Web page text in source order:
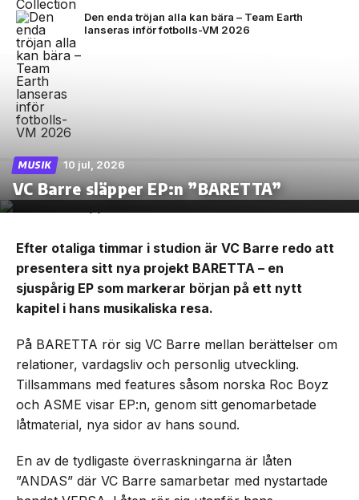
Den enda tröjan alla kan bära – Team Earth
lanseras inför fotbolls-VM 2026
MUSIK 10 jul, 2026
VC Barre släpper EP:n ”BARETTA”
Efter otaliga timmar i studion är VC Barre redo att
presentera sitt nya projekt BARETTA – en
sjuspårig EP som markerar början på ett nytt
kapitel i hans musikaliska resa.
På BARETTA rör sig VC Barre mellan berättelser om
relationer, vardagsliv och personlig utveckling.
Tillsammans med features såsom norska Roc Boyz
och ASME visar EP:n, genom sitt genomarbetade
låtmaterial, nya sidor av hans sound.
En av de tydligaste överraskningarna är låten
”ANDAS” där VC Barre samarbetar med nystartade